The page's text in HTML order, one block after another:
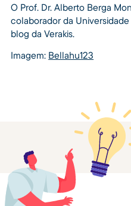
O Prof. Dr. Alberto Berga
colaborador da
blog da Verakis.
Imagem: Bellahu123